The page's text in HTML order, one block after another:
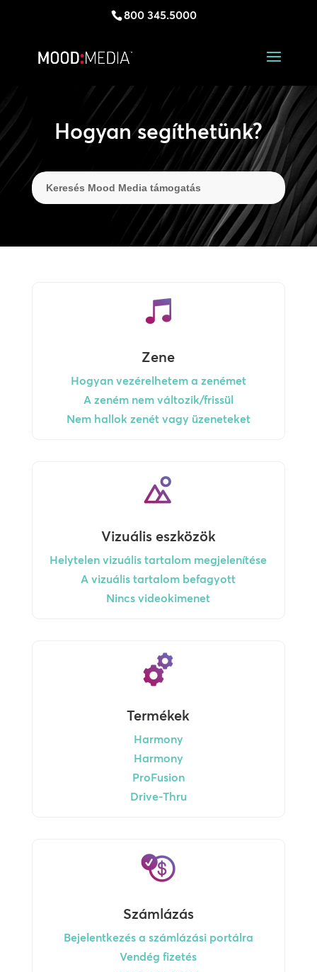
800 345.5000
Hogyan segíthetünk?
Zene
Hogyan vezérelhetem a zenémet
A zeném nem változik/frissül
Nem hallok zenét vagy üzeneteket
Vizuális eszközök
Helytelen vizuális tartalom megjelenítése
A vizuális tartalom befagyott
Nincs videokimenet
Termékek
Harmony
Harmony
ProFusion
Drive-Thru
Számlázás
Bejelentkezés a számlázási portálra
Vendég fizetés